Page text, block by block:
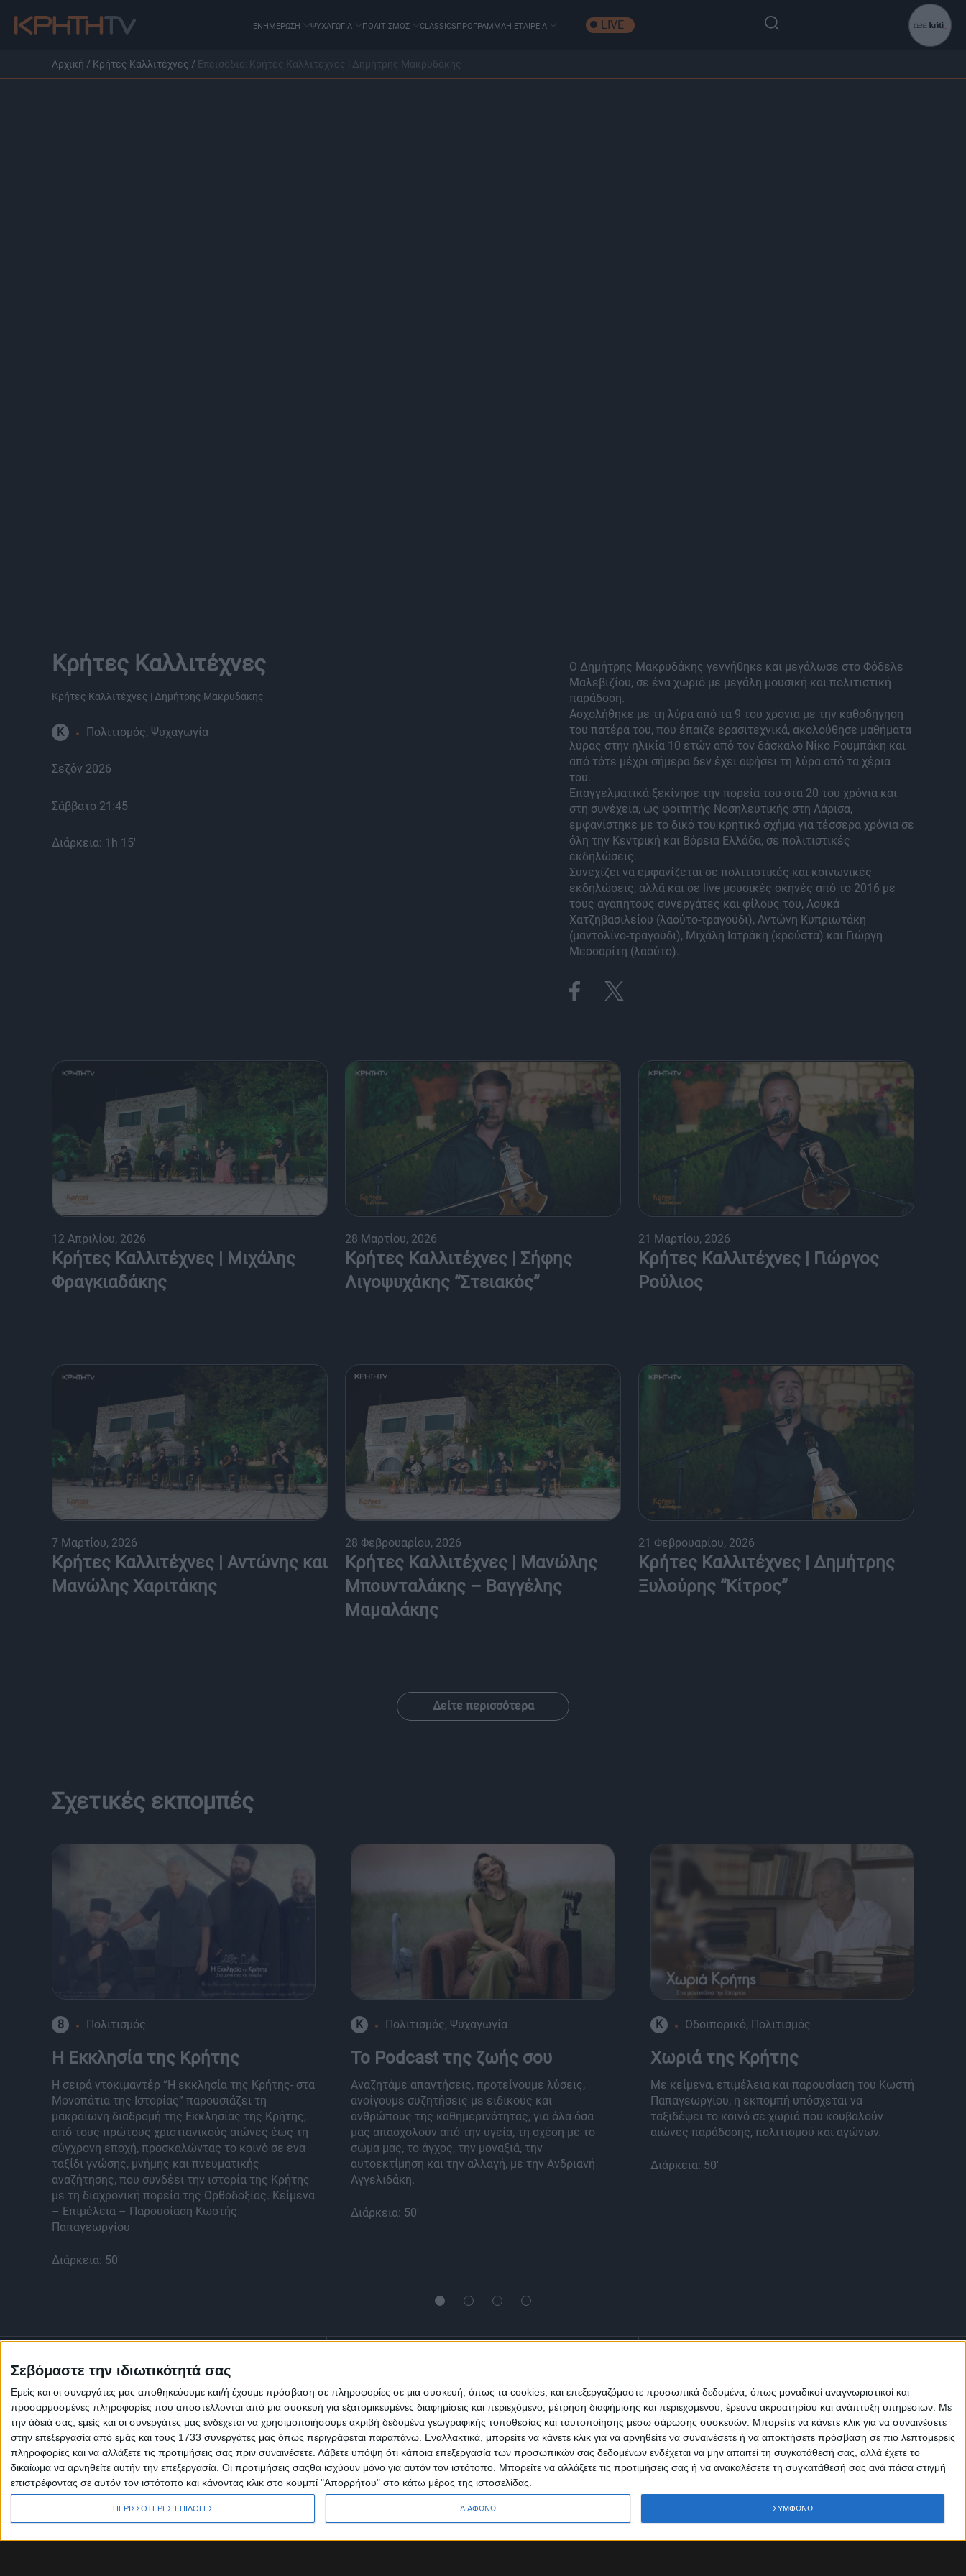
Σεβόμαστε την ιδιωτικότητά σας
Εμείς και οι συνεργάτες μας αποθηκεύουμε και/ή έχουμε πρόσβαση σε πληροφορίες σε μια συσκευή, όπως τα cookies, και επεξεργαζόμαστε προσωπικά δεδομένα, όπως μοναδικοί αναγνωριστικοί και
προσαρμοσμένες πληροφορίες που αποστέλλονται από μια συσκευή για εξατομικευμένες διαφημίσεις και περιεχόμενο, μέτρηση διαφήμισης και περιεχομένου, έρευνα ακροατηρίου και ανάπτυξη υπηρεσιών. Με
την άδειά σας, εμείς και οι συνεργάτες μας ενδέχεται να χρησιμοποιήσουμε ακριβή δεδομένα γεωγραφικής τοποθεσίας και ταυτοποίησης μέσω σάρωσης συσκευών. Μπορείτε να κάνετε κλικ για να συναινέσετε
στην επεξεργασία από εμάς και τους 1733 συνεργάτες μας όπως περιγράφεται παραπάνω. Εναλλακτικά, μπορείτε να κάνετε κλικ για να αρνηθείτε να συναινέσετε ή να αποκτήσετε πρόσβαση σε πιο λεπτομερείς
πληροφορίες και να αλλάξετε τις προτιμήσεις σας πριν συναινέσετε. Λάβετε υπόψη ότι κάποια επεξεργασία των προσωπικών σας δεδομένων ενδέχεται να μην απαιτεί τη συγκατάθεσή σας, αλλά έχετε το
δικαίωμα να αρνηθείτε αυτήν την επεξεργασία. Οι προτιμήσεις σαςθα ισχύουν μόνο για αυτόν τον ιστότοπο. Μπορείτε να αλλάξετε τις προτιμήσεις σας ή να ανακαλέσετε τη συγκατάθεσή σας ανά πάσα στιγμή
επιστρέφοντας σε αυτόν τον ιστότοπο και κάνοντας κλικ στο κουμπί "Απορρήτου" στο κάτω μέρος της ιστοσελίδας.
ΠΕΡΙΣΣΟΤΕΡΕΣ ΕΠΙΛΟΓΕΣ ΔΙΑΦΩΝΩ ΣΥΜΦΩΝΩ
ΕΝΗΜΕΡΩΣΗ ΨΥΧΑΓΩΓΙΑ ΠΟΛΙΤΙΣΜΟΣ CLASSICSΠΡΟΓΡΑΜΜΑΗ ΕΤΑΙΡΕΙΑ LIVE
Αρχική / Κρήτες Καλλιτέχνες / Επεισόδιο: Κρήτες Καλλιτέχνες | Δημήτρης Μακρυδάκης
Κρήτες Καλλιτέχνες
Κρήτες Καλλιτέχνες | Δημήτρης Μακρυδάκης
K Πολιτισμός, Ψυχαγωγία
Σεζόν 2026
Σάββατο 21:45
Διάρκεια: 1h 15'
Ο Δημήτρης Μακρυδάκης γεννήθηκε και μεγάλωσε στο Φόδελε
Μαλεβιζίου, σε ένα χωριό με μεγάλη μουσική και πολιτιστική
παράδοση.
Ασχολήθηκε με τη λύρα από τα 9 του χρόνια με την καθοδήγηση
του πατέρα του, που έπαιζε ερασιτεχνικά, ακολούθησε μαθήματα
λύρας στην ηλικία 10 ετών από τον δάσκαλο Νίκο Ρουμπάκη και
από τότε μέχρι σήμερα δεν έχει αφήσει τη λύρα από τα χέρια
του.
Επαγγελματικά ξεκίνησε την πορεία του στα 20 του χρόνια και
στη συνέχεια, ως φοιτητής Νοσηλευτικής στη Λάρισα,
εμφανίστηκε με το δικό του κρητικό σχήμα για τέσσερα χρόνια σε
όλη την Κεντρική και Βόρεια Ελλάδα, σε πολιτιστικές
εκδηλώσεις.
Συνεχίζει να εμφανίζεται σε πολιτιστικές και κοινωνικές
εκδηλώσεις, αλλά και σε live μουσικές σκηνές από το 2016 με
τους αγαπητούς συνεργάτες και φίλους του, Λουκά
Χατζηβασιλείου (λαούτο-τραγούδι), Αντώνη Κυπριωτάκη
(μαντολίνο-τραγούδι), Μιχάλη Ιατράκη (κρούστα) και Γιώργη
Μεσσαρίτη (λαούτο).
12 Απριλίου, 2026
Κρήτες Καλλιτέχνες | Μιχάλης
Φραγκιαδάκης
28 Μαρτίου, 2026
Κρήτες Καλλιτέχνες | Σήφης
Λιγοψυχάκης “Στειακός”
21 Μαρτίου, 2026
Κρήτες Καλλιτέχνες | Γιώργος
Ρούλιος
7 Μαρτίου, 2026
Κρήτες Καλλιτέχνες | Αντώνης και
Μανώλης Χαριτάκης
28 Φεβρουαρίου, 2026
Κρήτες Καλλιτέχνες | Μανώλης
Μπουνταλάκης – Βαγγέλης
Μαμαλάκης
21 Φεβρουαρίου, 2026
Κρήτες Καλλιτέχνες | Δημήτρης
Ξυλούρης “Κίτρος”
Δείτε περισσότερα
Σχετικές εκπομπές
8 Πολιτισμός
Η Εκκλησία της Κρήτης
Η σειρά ντοκιμαντέρ “Η εκκλησία της Κρήτης- στα
Μονοπάτια της Ιστορίας” παρουσιάζει τη
μακραίωνη διαδρομή της Εκκλησίας της Κρήτης,
από τους πρώτους χριστιανικούς αιώνες έως τη
σύγχρονη εποχή, προσκαλώντας το κοινό σε ένα
ταξίδι γνώσης, μνήμης και πνευματικής
αναζήτησης, που συνδέει την ιστορία της Κρήτης
με τη διαχρονική πορεία της Ορθοδοξίας. Κείμενα
– Επιμέλεια – Παρουσίαση Κωστής
Παπαγεωργίου
Διάρκεια: 50'
K Πολιτισμός, Ψυχαγωγία
Το Podcast της ζωής σου
Αναζητάμε απαντήσεις, προτείνουμε λύσεις,
ανοίγουμε συζητήσεις με ειδικούς και
ανθρώπους της καθημερινότητας, για όλα όσα
μας απασχολούν από την υγεία, τη σχέση με το
σώμα μας, το άγχος, την μοναξιά, την
αυτοεκτίμηση και την αλλαγή, με την Ανδριανή
Αγγελιδάκη.
Διάρκεια: 50'
K Οδοιπορικό, Πολιτισμός
Χωριά της Κρήτης
Με κείμενα, επιμέλεια και παρουσίαση του Κωστή
Παπαγεωργίου, η εκπομπή υπόσχεται να
ταξιδέψει το κοινό σε χωριά που κουβαλούν
αιώνες παράδοσης, πολιτισμού και αγώνων.
Διάρκεια: 50'
Classics Επικοινωνία
Trailers
Μ.Η.Τ.
242814